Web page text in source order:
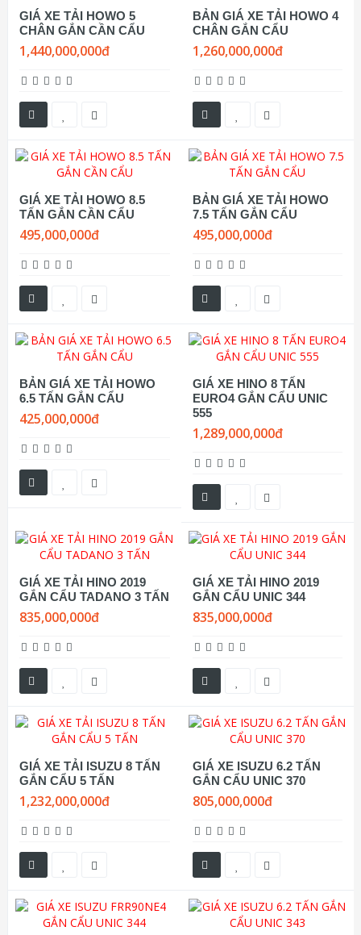
GIÁ XE TẢI HOWO 5
CHÂN GẮN CẦN CẨU
1,440,000,000đ
BẢN GIÁ XE TẢI HOWO 4
CHÂN GẮN CẨU
1,260,000,000đ
GIÁ XE TẢI HOWO 8.5
TẤN GẮN CẦN CẨU
495,000,000đ
BẢN GIÁ XE TẢI HOWO
7.5 TẤN GẮN CẨU
495,000,000đ
BẢN GIÁ XE TẢI HOWO
6.5 TẤN GẮN CẨU
425,000,000đ
GIÁ XE HINO 8 TẤN
EURO4 GẮN CẨU UNIC
555
1,289,000,000đ
GIÁ XE TẢI HINO 2019
GẮN CẨU TADANO 3 TẤN
835,000,000đ
GIÁ XE TẢI HINO 2019
GẮN CẨU UNIC 344
835,000,000đ
GIÁ XE TẢI ISUZU 8 TẤN
GẮN CẨU 5 TẤN
1,232,000,000đ
GIÁ XE ISUZU 6.2 TẤN
GẮN CẨU UNIC 370
805,000,000đ